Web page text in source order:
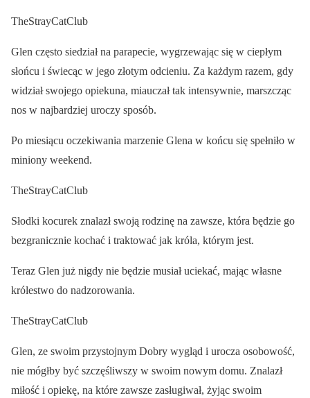
TheStrayCatClub
Glen często siedział na parapecie, wygrzewając się w ciepłym
słońcu i świecąc w jego złotym odcieniu. Za każdym razem, gdy
widział swojego opiekuna, miauczał tak intensywnie, marszcząc
nos w najbardziej uroczy sposób.
Po miesiącu oczekiwania marzenie Glena w końcu się spełniło w
miniony weekend.
TheStrayCatClub
Słodki kocurek znalazł swoją rodzinę na zawsze, która będzie go
bezgranicznie kochać i traktować jak króla, którym jest.
Teraz Glen już nigdy nie będzie musiał uciekać, mając własne
królestwo do nadzorowania.
TheStrayCatClub
Glen, ze swoim przystojnym Dobry wygląd i urocza osobowość,
nie mógłby być szczęśliwszy w swoim nowym domu. Znalazł
miłość i opiekę, na które zawsze zasługiwał, żyjąc swoim